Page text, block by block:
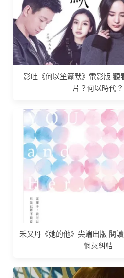
影吐《何以笙簫默》電影版 觀
片？何以時代？
禾又丹《她的他》尖端出版 閱
惘與糾結